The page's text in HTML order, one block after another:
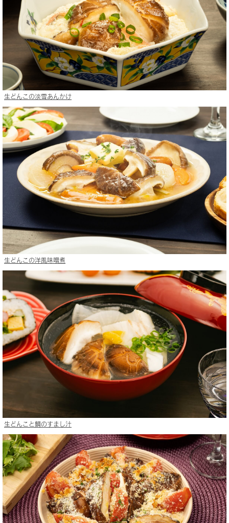
生どんこの淡雪あんかけ
生どんこの洋風味噌煮
生どんこと鯛のすまし汁